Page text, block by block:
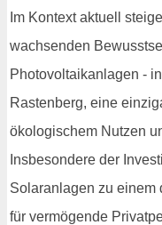
Im Kontext aktuell
wachsenden
Photovoltaikanlagen -
Rastenberg, eine
ökologischem Nutzen
Insbesondere der
Solaranlagen zu einem
für vermögende